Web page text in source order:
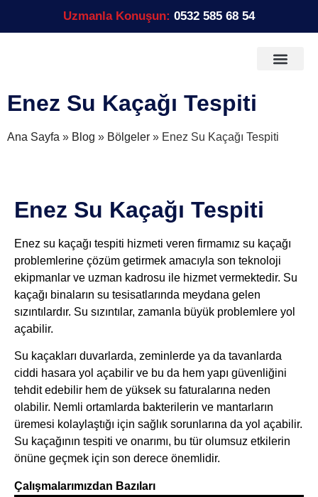
Uzmanla Konuşun: 0532 585 68 54
Enez Su Kaçağı Tespiti
Ana Sayfa » Blog » Bölgeler » Enez Su Kaçağı Tespiti
Enez Su Kaçağı Tespiti
Enez su kaçağı tespiti hizmeti veren firmamız su kaçağı
problemlerine çözüm getirmek amacıyla son teknoloji
ekipmanlar ve uzman kadrosu ile hizmet vermektedir. Su
kaçağı binaların su tesisatlarında meydana gelen
sızıntılardır. Su sızıntılar, zamanla büyük problemlere yol
açabilir.
Su kaçakları duvarlarda, zeminlerde ya da tavanlarda
ciddi hasara yol açabilir ve bu da hem yapı güvenliğini
tehdit edebilir hem de yüksek su faturalarına neden
olabilir. Nemli ortamlarda bakterilerin ve mantarların
üremesi kolaylaştığı için sağlık sorunlarına da yol açabilir.
Su kaçağının tespiti ve onarımı, bu tür olumsuz etkilerin
önüne geçmek için son derece önemlidir.
Çalışmalarımızdan Bazıları